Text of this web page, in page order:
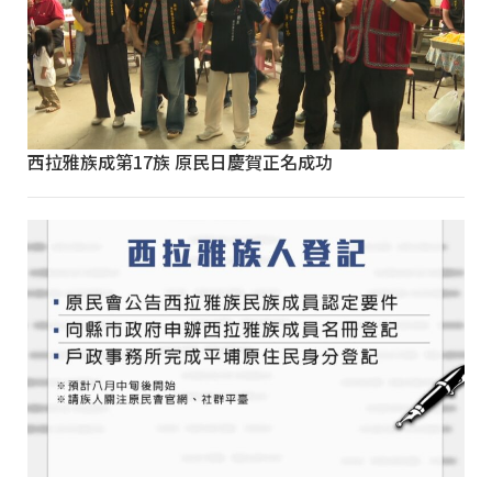
西拉雅族成第17族 原民日慶賀正名成功